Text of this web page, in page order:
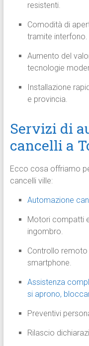
resistenti.
Comodità di
tramite interfono.
Aumento del
tecnologie
Installazione
e provincia.
Servizi di
cancelli a
Ecco cosa offriamo
cancelli ville:
Automazione
Motori compatti
ingombro.
Controllo
smartphone.
Assistenza
si aprono,
Preventivi
Rilascio